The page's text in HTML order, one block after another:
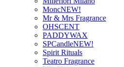
MoncNEW!
Mr & Mrs Fragrance
OHSCENT
PADDYWAX
SPCandleNEW!
Spirit Rituals
Teatro Fragrance